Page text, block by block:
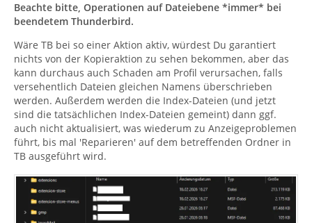
Beachte bitte, Operationen auf Dateiebene *immer* bei
beendetem Thunderbird.
Wäre TB bei so einer Aktion aktiv, würdest Du garantiert
nichts von der Kopieraktion zu sehen bekommen, aber das
kann durchaus auch Schaden am Profil verursachen, falls
versehentlich Dateien gleichen Namens überschrieben
werden. Außerdem werden die Index-Dateien (und jetzt
sind die tatsächlichen Index-Dateien gemeint) dann ggf.
auch nicht aktualisiert, was wiederum zu Anzeigeproblemen
führt, bis mal 'Reparieren' auf dem betreffenden Ordner in
TB ausgeführt wird.